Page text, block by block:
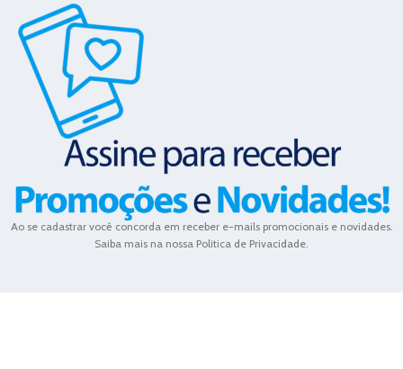
Ao se cadastrar você concorda em receber e-mails promocionais e novidades.
Saiba mais na nossa Politica de Privacidade.